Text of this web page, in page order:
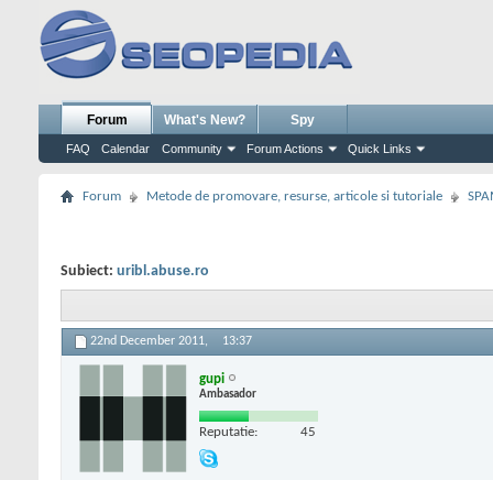
Forum
FAQ Calendar Community Forum Actions Quick Links
What's New? Spy
Forum Metode de promovare, resurse, articole si tutoriale
Subiect: uribl.abuse.ro
22nd December 2011, 13:37
gupi
Ambasador
Reputatie: 45